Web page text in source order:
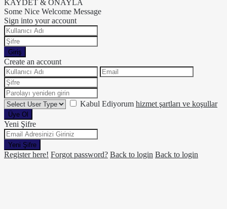
KAYDET & ONAYLA
Some Nice Welcome Message
Sign into your account
Giriş
Create an account
Kabul Ediyorum hizmet şartları ve koşullar
Üye Ol
Yeni Şifre
Yeni Şifre
Register here! Forgot password? Back to login Back to login